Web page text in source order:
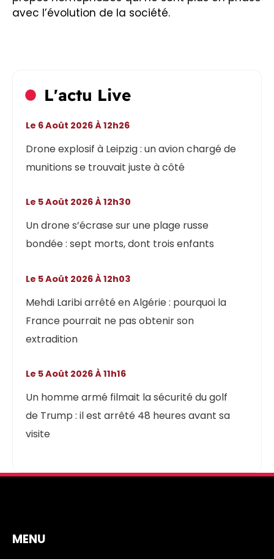
avec l’évolution de la société.
L'actu Live
Drone explosif à Leipzig : un avion chargé de
munitions se trouvait juste à côté
Le 6 Août 2026 À 12h26
Un drone s’écrase sur une plage russe
bondée : sept morts, dont trois enfants
Le 5 Août 2026 À 12h30
Mehdi Laribi arrêté en Algérie : pourquoi la
France pourrait ne pas obtenir son
extradition
Le 5 Août 2026 À 12h03
Un homme armé filmait la sécurité du golf
de Trump : il est arrêté 48 heures avant sa
visite
Le 5 Août 2026 À 11h16
MENU